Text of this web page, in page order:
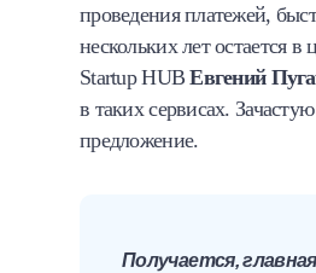
проведения платежей,
нескольких лет остается
Startup HUBЕвгений
в таких сервисах.
предложение.
Получается,